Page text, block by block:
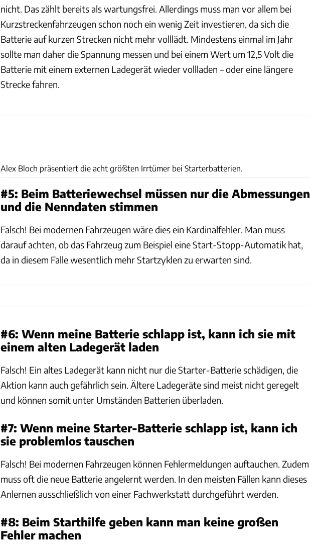
nicht. Das zählt bereits als wartungsfrei. Allerdings muss man vor allem bei
Kurzstreckenfahrzeugen schon noch ein wenig Zeit investieren, da sich die
Batterie auf kurzen Strecken nicht mehr volllädt. Mindestens einmal im Jahr
sollte man daher die Spannung messen und bei einem Wert um 12,5 Volt die
Batterie mit einem externen Ladegerät wieder vollladen – oder eine längere
Strecke fahren.
Alex Bloch präsentiert die acht größten Irrtümer bei Starterbatterien.
#5: Beim Batteriewechsel müssen nur die Abmessungen
und die Nenndaten stimmen
Falsch! Bei modernen Fahrzeugen wäre dies ein Kardinalfehler. Man muss
darauf achten, ob das Fahrzeug zum Beispiel eine Start-Stopp-Automatik hat,
da in diesem Falle wesentlich mehr Startzyklen zu erwarten sind.
#6: Wenn meine Batterie schlapp ist, kann ich sie mit
einem alten Ladegerät laden
Falsch! Ein altes Ladegerät kann nicht nur die Starter-Batterie schädigen, die
Aktion kann auch gefährlich sein. Ältere Ladegeräte sind meist nicht geregelt
und können somit unter Umständen Batterien überladen.
#7: Wenn meine Starter-Batterie schlapp ist, kann ich
sie problemlos tauschen
Falsch! Bei modernen Fahrzeugen können Fehlermeldungen auftauchen. Zudem
muss oft die neue Batterie angelernt werden. In den meisten Fällen kann dieses
Anlernen ausschließlich von einer Fachwerkstatt durchgeführt werden.
#8: Beim Starthilfe geben kann man keine großen
Fehler machen